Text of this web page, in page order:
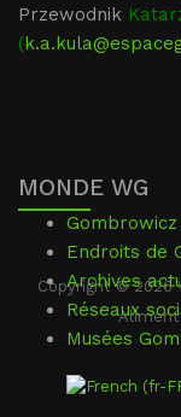
Przewodnik
(
MONDE WG
Endroits de
Archives
Réseaux
Musées
Copyright © 2026